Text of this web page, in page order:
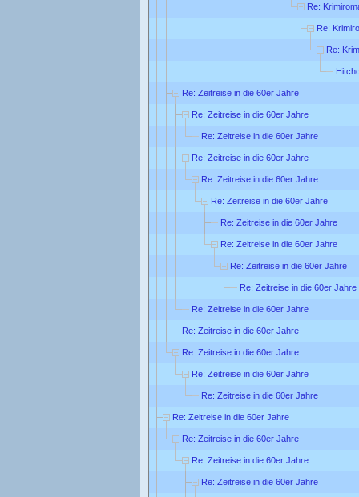
Re:
Re:
Re:
Re: Zeitreise in die 60er Jahre
Re: Zeitreise in die 60er Jahre
Re: Zeitreise in die 60er Jahre
Re: Zeitreise in die 60er Jahre
Re: Zeitreise in die 60er Jahre
Re: Zeitreise in die 60er Jahre
Re: Zeitreise in die 60er Jahre
Re: Zeitreise in die 60er Jahre
Re: Zeitreise in die 60er Jahre
Re: Zeitreise in die 60er Jahre
Re: Zeitreise in die 60er Jahre
Re: Zeitreise in die 60er Jahre
Re: Zeitreise in die 60er Jahre
Re: Zeitreise in die 60er Jahre
Re: Zeitreise in die 60er Jahre
Re: Zeitreise in die 60er Jahre
Re: Zeitreise in die 60er Jahre
Re: Zeitreise in die 60er Jahre
Re: Zeitreise in die 60er Jahre